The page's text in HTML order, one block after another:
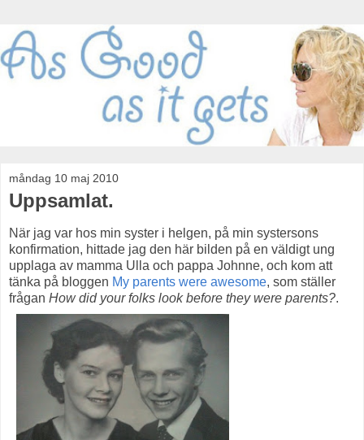
måndag 10 maj 2010
Uppsamlat.
När jag var hos min syster i helgen, på min systersons
konfirmation, hittade jag den här bilden på en väldigt ung
upplaga av mamma Ulla och pappa Johnne, och kom att
tänka på bloggen My parents were awesome, som ställer
frågan How did your folks look before they were parents?.